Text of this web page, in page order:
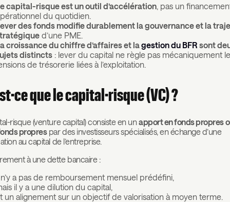
capital-risque est un outil d’accélération, pas un
du quotidien.
des fonds modifie durablement la gouvernance et la
d’une PME.
croissance du chiffre d’affaires et la gestion du BFR sont
distincts: lever du capital ne règle pas mécaniquement
de trésorerie liées à l’exploitation.
ce que le capital-risque (VC) ?
risque (venture capital) consiste en unapport en fonds propres
proprespar des investisseurs spécialisés, en échange d’une
au capital de l’entreprise.
à une dette bancaire :
a pas de remboursement mensuel prédéfini,
il y a une dilution du capital,
un alignement sur un objectif de valorisation à moyen terme.